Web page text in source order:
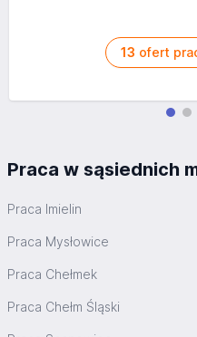
13 ofert
Praca w sąsiednich
Praca Imielin
Praca Mysłowice
Praca Chełmek
Praca Chełm Śląski